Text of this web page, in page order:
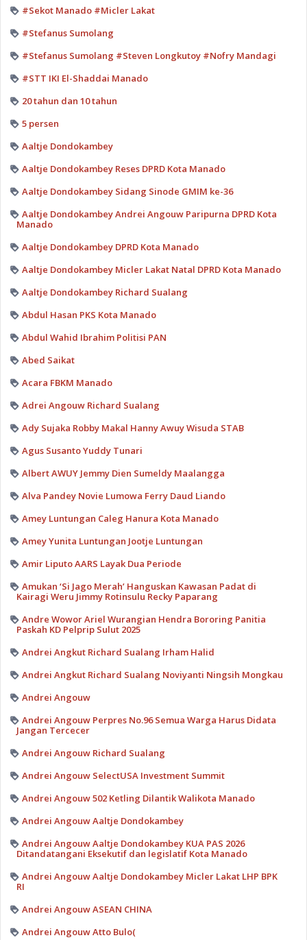
#Sekot Manado #Micler Lakat
#Stefanus Sumolang
#Stefanus Sumolang #Steven Longkutoy #Nofry Mandagi
#STT IKI El-Shaddai Manado
20 tahun dan 10 tahun
5 persen
Aaltje Dondokambey
Aaltje Dondokambey Reses DPRD Kota Manado
Aaltje Dondokambey Sidang Sinode GMIM ke-36
Aaltje Dondokambey Andrei Angouw Paripurna DPRD Kota
Manado
Aaltje Dondokambey DPRD Kota Manado
Aaltje Dondokambey Micler Lakat Natal DPRD Kota Manado
Aaltje Dondokambey Richard Sualang
Abdul Hasan PKS Kota Manado
Abdul Wahid Ibrahim Politisi PAN
Abed Saikat
Acara FBKM Manado
Adrei Angouw Richard Sualang
Ady Sujaka Robby Makal Hanny Awuy Wisuda STAB
Agus Susanto Yuddy Tunari
Albert AWUY Jemmy Dien Sumeldy Maalangga
Alva Pandey Novie Lumowa Ferry Daud Liando
Amey Luntungan Caleg Hanura Kota Manado
Amey Yunita Luntungan Jootje Luntungan
Amir Liputo AARS Layak Dua Periode
Amukan ‘Si Jago Merah’ Hanguskan Kawasan Padat di
Kairagi Weru Jimmy Rotinsulu Recky Paparang
Andre Wowor Ariel Wurangian Hendra Bororing Panitia
Paskah KD Pelprip Sulut 2025
Andrei Angkut Richard Sualang Irham Halid
Andrei Angkut Richard Sualang Noviyanti Ningsih Mongkau
Andrei Angouw
Andrei Angouw Perpres No.96 Semua Warga Harus Didata
Jangan Tercecer
Andrei Angouw Richard Sualang
Andrei Angouw SelectUSA Investment Summit
Andrei Angouw 502 Ketling Dilantik Walikota Manado
Andrei Angouw Aaltje Dondokambey
Andrei Angouw Aaltje Dondokambey KUA PAS 2026
Ditandatangani Eksekutif dan legislatif Kota Manado
Andrei Angouw Aaltje Dondokambey Micler Lakat LHP BPK
RI
Andrei Angouw ASEAN CHINA
Andrei Angouw Atto Bulo(